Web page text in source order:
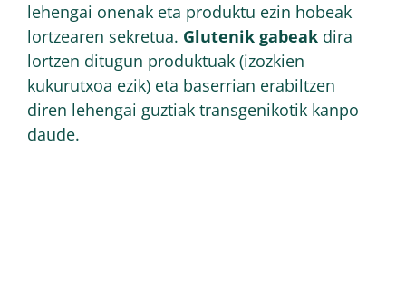
lehengai onenak eta produktu ezin hobeak
lortzearen sekretua. Glutenik gabeak dira
lortzen ditugun produktuak (izozkien
kukurutxoa ezik) eta baserrian erabiltzen
diren lehengai guztiak transgenikotik kanpo
daude.